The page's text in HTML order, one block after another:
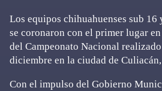
Los equipos chihuahuenses sub 16
se coronaron con el primer lugar
del Campeonato Nacional
diciembre en la ciudad de
Con el impulso del Gobierno